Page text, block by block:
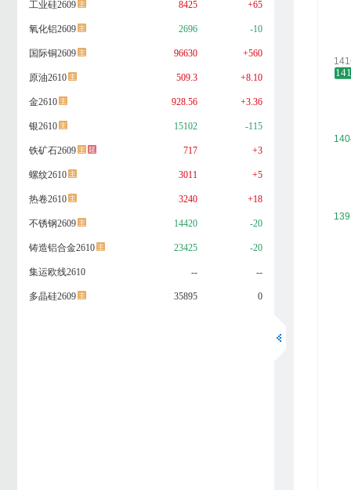
工业硅2609 8425 +65
氧化铝2609 2696 -10
国际铜2609 96630 +560
原油2610 509.3 +8.10
金2610 928.56 +3.36
银2610 15102 -115
铁矿石2609 717 +3
螺纹2610 3011 +5
热卷2610 3240 +18
不锈钢2609 14420 -20
铸造铝合金2610 23425 -20
集运欧线2610 -- --
多晶硅2609 35895 0